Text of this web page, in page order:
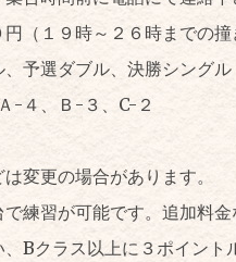
（１９時～２６時までの撞
予選ダブル、決勝シングル
-４、Ｂ-３、C-２
変更の場合があります。
練習が可能です。追加料
Bクラス以上に３ポイント